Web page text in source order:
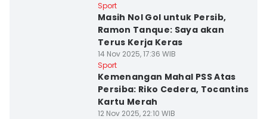
Sport
Masih Nol Gol untuk Persib,
Ramon Tanque: Saya akan
Terus Kerja Keras
14 Nov 2025, 17:36 WIB
Sport
Kemenangan Mahal PSS Atas
Persiba: Riko Cedera, Tocantins
Kartu Merah
12 Nov 2025, 22:10 WIB